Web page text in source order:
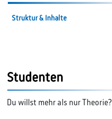
Struktur & Inhalte
Studenten
Du willst mehr als nur Theorie?